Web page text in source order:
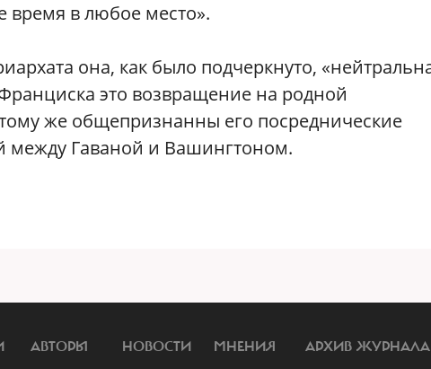
время в любое место».
она, как было подчеркнуто,
это возвращение на родной
же общепризнанны его посреднические
между Гаваной и Вашингтоном.
АВТОРЫ НОВОСТИ МНЕНИЯ АРХИВ ЖУРНАЛА